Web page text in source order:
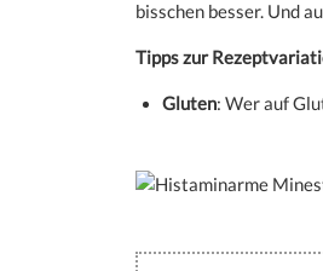
bisschen besser. Und
Tipps zur
Gluten: Wer auf